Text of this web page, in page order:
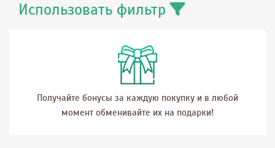
Использовать фильтр
Получайте бонусы за каждую покупку и в любой
момент обменивайте их на подарки!